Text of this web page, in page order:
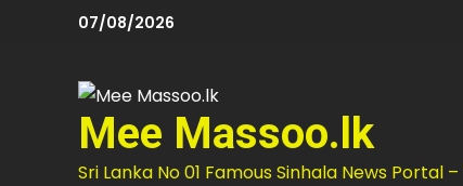
07/08/2026
Mee Massoo.lk
Sri Lanka No 01 Famous Sinhala News Portal